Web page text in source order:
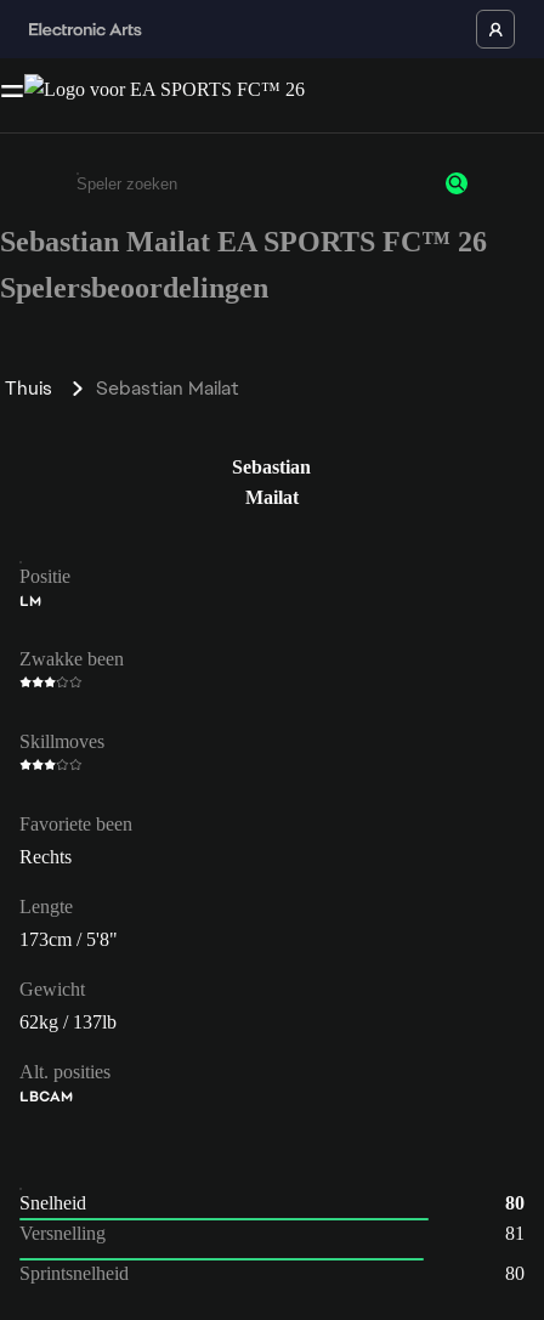
Enter a minimum of 3 characters or numbers
Sebastian Mailat EA SPORTS FC™ 26
Spelersbeoordelingen
Thuis Sebastian Mailat
Sebastian
Mailat
Positie
LM
Zwakke been
Skillmoves
Favoriete been
Rechts
Lengte
173cm / 5'8"
Gewicht
62kg / 137lb
Alt. posities
LBCAM
Snelheid
80
Versnelling
81
Sprintsnelheid
80